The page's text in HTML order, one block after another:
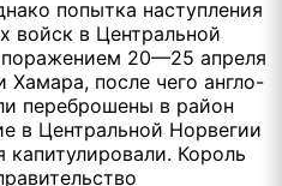
попытка наступления
войск в Центральной
20—25 апреля
после чего англо-
переброшены в район
в Центральной Норвегии
Король